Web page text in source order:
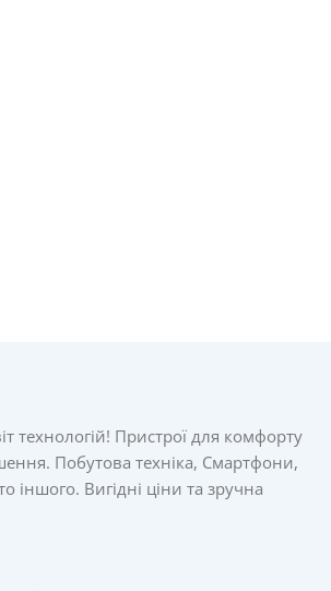
технологій! Пристрої для комфорту
Побутова техніка, Смартфони,
іншого. Вигідні ціни та зручна